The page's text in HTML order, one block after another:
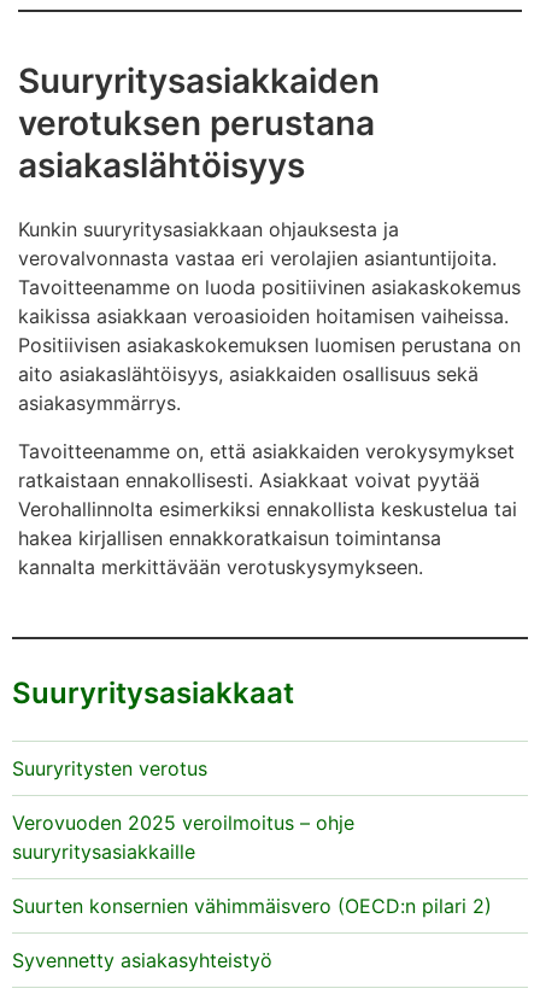
Suuryritysasiakkaiden
verotuksen perustana
asiakaslähtöisyys
Kunkin suuryritysasiakkaan ohjauksesta ja
verovalvonnasta vastaa eri verolajien asiantuntijoita.
Tavoitteenamme on luoda positiivinen asiakaskokemus
kaikissa asiakkaan veroasioiden hoitamisen vaiheissa.
Positiivisen asiakaskokemuksen luomisen perustana on
aito asiakaslähtöisyys, asiakkaiden osallisuus sekä
asiakasymmärrys.
Tavoitteenamme on, että asiakkaiden verokysymykset
ratkaistaan ennakollisesti. Asiakkaat voivat pyytää
Verohallinnolta esimerkiksi ennakollista keskustelua tai
hakea kirjallisen ennakkoratkaisun toimintansa
kannalta merkittävään verotuskysymykseen.
Suuryritysasiakkaat
Suuryritysten verotus
Verovuoden 2025 veroilmoitus – ohje
suuryritysasiakkaille
Suurten konsernien vähimmäisvero (OECD:n pilari 2)
Syvennetty asiakasyhteistyö